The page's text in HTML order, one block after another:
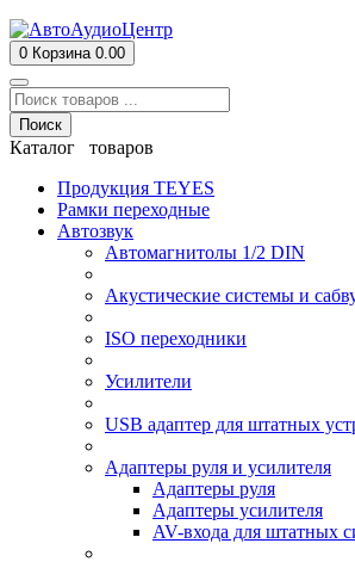
0 Корзина 0.00
Поиск
Каталог товаров
Продукция TEYES
Рамки переходные
Автозвук
Автомагнитолы 1/2 DIN
Акустические системы и
ISO переходники
Усилители
USB адаптер для штатных
Адаптеры руля и усилителя
Адаптеры руля
Адаптеры усилителя
AV-входа для штатных